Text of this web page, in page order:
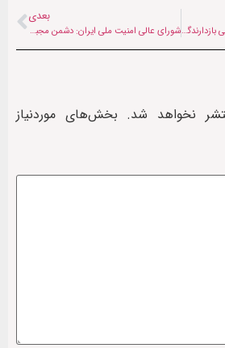
تحلیلگر اسرائیلی: ایران با توانایی بازدارندگی در برابر آمریکا می‌تواند تا نابودی اسرائیل پیش برود
بعدی
شورای عالی امنیت ملی ایران: دشمن مجبور به پذیرش شکست و توقف یکطرفه تهاجم شد
نخواهد شد. بخش‌های موردنیاز